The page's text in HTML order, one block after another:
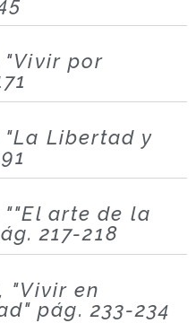
"Vivir por
Libertad y
arte de la
217-218
"Vivir en
pág. 233-234